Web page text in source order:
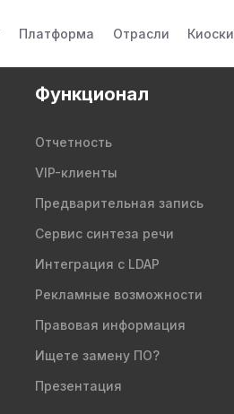
Платформа Отрасли Киоски
Функционал
Отчетность
VIP-клиенты
Предварительная запись
Сервис синтеза речи
Интеграция с LDAP
Рекламные возможности
Правовая информация
Ищете замену ПО?
Презентация